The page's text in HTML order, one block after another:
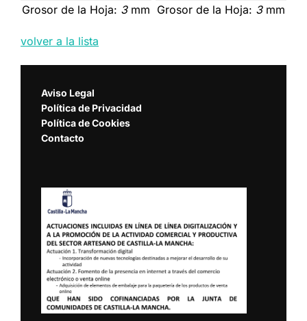
Grosor de la Hoja: 3 mm Grosor de la Hoja: 3 mm
volver a la lista
Aviso Legal
Política de Privacidad
Política de Cookies
Contacto